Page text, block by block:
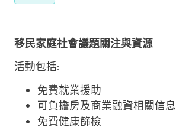
移民家庭社會議題關注與資源
活動包括:
免費就業援助
可負擔房及商業融資相關信息
免費健康篩檢